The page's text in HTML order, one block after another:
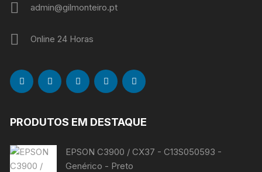
admin@gilmonteiro.pt
Online 24 Horas
PRODUTOS EM DESTAQUE
EPSON C3900 / CX37 - C13S050593 -
Genérico - Preto